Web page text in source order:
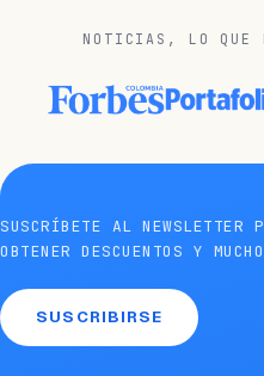
NOTICIAS, LO QUE
SUSCRÍBETE AL NEWSLETTER
OBTENER DESCUENTOS Y
SUSCRIBIRSE